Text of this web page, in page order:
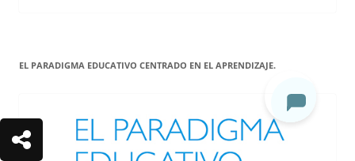
EL PARADIGMA EDUCATIVO CENTRADO EN EL APRENDIZAJE.